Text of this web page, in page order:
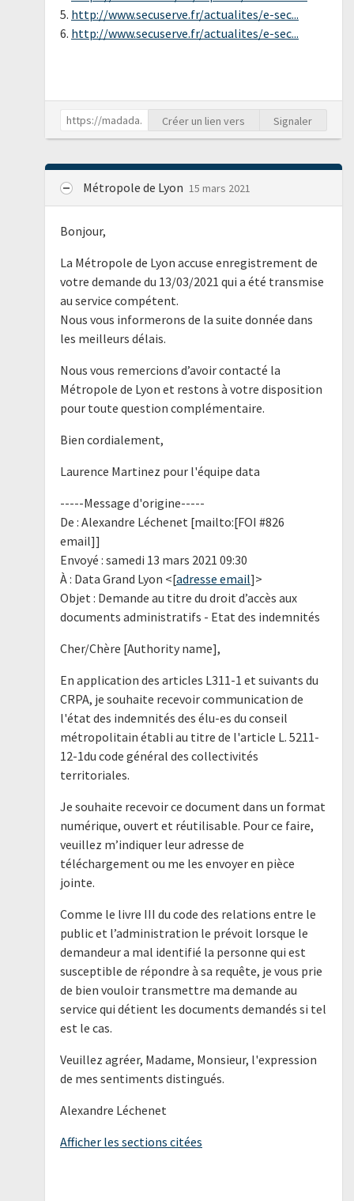
5. http://www.secuserve.fr/actualites/e-sec...
6. http://www.secuserve.fr/actualites/e-sec...
Créer un lien vers Signaler
Métropole de Lyon 15 mars 2021
Bonjour,
La Métropole de Lyon accuse enregistrement de
votre demande du 13/03/2021 qui a été transmise
au service compétent.
Nous vous informerons de la suite donnée dans
les meilleurs délais.
Nous vous remercions d’avoir contacté la
Métropole de Lyon et restons à votre disposition
pour toute question complémentaire.
Bien cordialement,
Laurence Martinez pour l'équipe data
-----Message d'origine-----
De : Alexandre Léchenet [mailto:[FOI #826
email]]
Envoyé : samedi 13 mars 2021 09:30
À : Data Grand Lyon <[adresse email]>
Objet : Demande au titre du droit d’accès aux
documents administratifs - Etat des indemnités
Cher/Chère [Authority name],
En application des articles L311-1 et suivants du
CRPA, je souhaite recevoir communication de
l'état des indemnités des élu-es du conseil
métropolitain établi au titre de l'article L. 5211-
12-1du code général des collectivités
territoriales.
Je souhaite recevoir ce document dans un format
numérique, ouvert et réutilisable. Pour ce faire,
veuillez m’indiquer leur adresse de
téléchargement ou me les envoyer en pièce
jointe.
Comme le livre III du code des relations entre le
public et l’administration le prévoit lorsque le
demandeur a mal identifié la personne qui est
susceptible de répondre à sa requête, je vous prie
de bien vouloir transmettre ma demande au
service qui détient les documents demandés si tel
est le cas.
Veuillez agréer, Madame, Monsieur, l'expression
de mes sentiments distingués.
Alexandre Léchenet
Afficher les sections citées